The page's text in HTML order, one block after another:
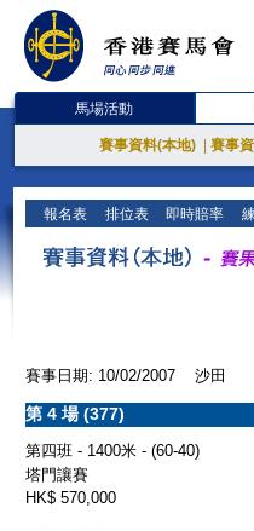
馬場活動
賽事資料(本地) 賽事
報名表 排位表 即時賠率
賽事日期: 10/02/2007 沙田
第 4 場 (377)
第四班 - 1400米 - (60-40)
塔門讓賽
HK$ 570,000